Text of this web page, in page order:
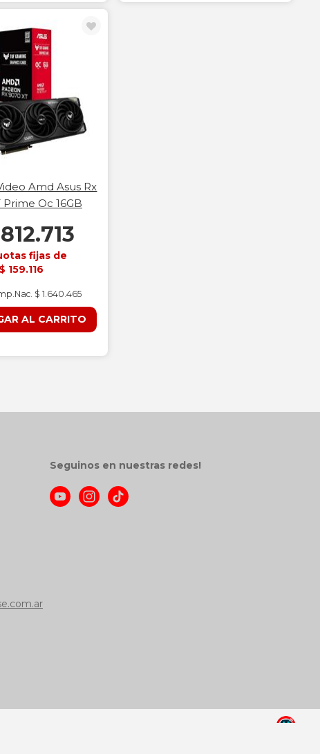
Amd Asus Rx
Prime Oc 16GB
fijas de
$ 159.116
$ 1.640.465
AL CARRITO
Seguinos en nuestras redes!